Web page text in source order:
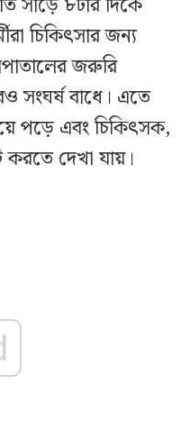
চিকিৎসার জন্য
জরুরি
সংঘর্ষ বাধে। এতে
পড়ে এবং চিকিৎসক,
দেখা যায়।